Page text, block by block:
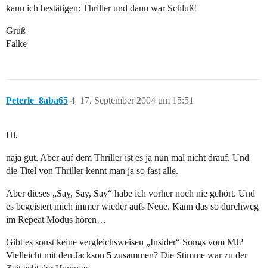
kann ich bestätigen: Thriller und dann war Schluß!
Gruß
Falke
Peterle_8aba65 17. September 2004 um 15:51
4
Hi,
naja gut. Aber auf dem Thriller ist es ja nun mal nicht drauf. Und
die Titel von Thriller kennt man ja so fast alle.
Aber dieses „Say, Say, Say“ habe ich vorher noch nie gehört. Und
es begeistert mich immer wieder aufs Neue. Kann das so durchweg
im Repeat Modus hören…
Gibt es sonst keine vergleichsweisen „Insider“ Songs vom MJ?
Vielleicht mit den Jackson 5 zusammen? Die Stimme war zu der